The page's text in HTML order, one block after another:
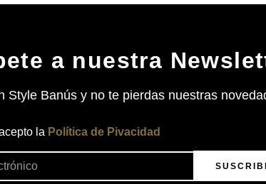
a nuestra
Style Banús y no te pierdas nuestras
la Política de Pivacidad